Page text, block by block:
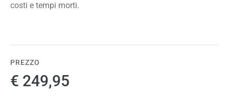
costi e tempi morti.
PREZZO
€ 249,95